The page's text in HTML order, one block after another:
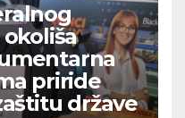
priride
države